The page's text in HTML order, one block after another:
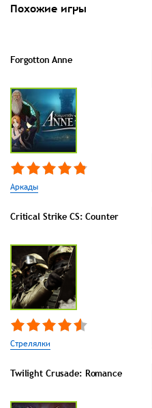
Похожие игры
Forgotton Anne
Аркады
Critical Strike CS: Counter
Стрелялки
Twilight Crusade: Romance